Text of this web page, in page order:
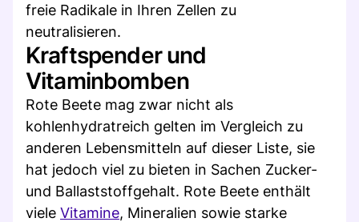
freie Radikale in Ihren Zellen zu
neutralisieren.
Kraftspender und
Vitaminbomben
Rote Beete mag zwar nicht als
kohlenhydratreich gelten im Vergleich zu
anderen Lebensmitteln auf dieser Liste, sie
hat jedoch viel zu bieten in Sachen Zucker-
und Ballaststoffgehalt. Rote Beete enthält
viele Vitamine, Mineralien sowie starke